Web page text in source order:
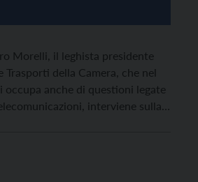
Morelli, il leghista presidente
Trasporti della Camera, che nel
occupa anche di questioni legate
interviene sulla